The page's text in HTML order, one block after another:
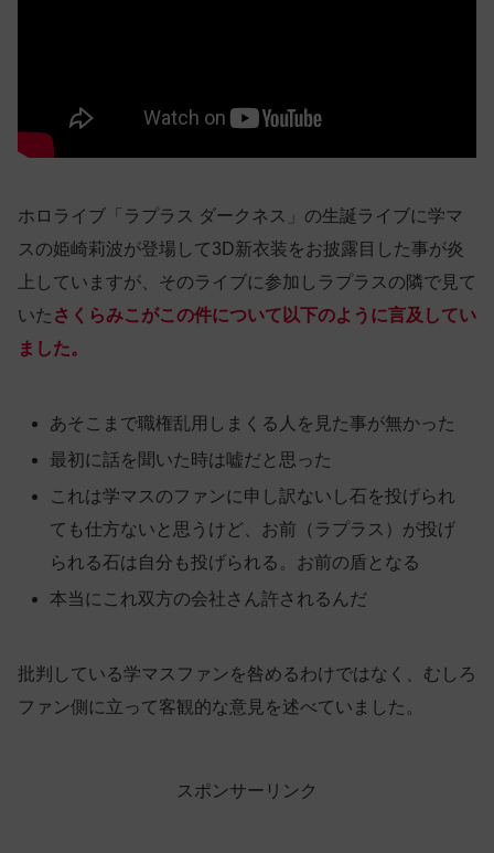
ホロライブ「ラプラス ダークネス」の生誕ライブに学マ
スの姫崎莉波が登場して3D新衣装をお披露目した事が炎
上していますが、そのライブに参加しラプラスの隣で見て
いた さくらみこがこの件について以下のように言及してい
ました。
あそこまで職権乱用しまくる人を見た事が無かった
最初に話を聞いた時は嘘だと思った
これは学マスのファンに申し訳ないし石を投げられ
ても仕方ないと思うけど、お前（ラプラス）が投げ
られる石は自分も投げられる。お前の盾となる
本当にこれ双方の会社さん許されるんだ
批判している学マスファンを咎めるわけではなく、むしろ
ファン側に立って客観的な意見を述べていました。
スポンサーリンク